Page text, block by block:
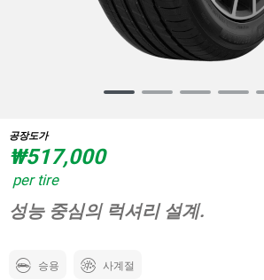
5
공장도가
₩517,000
per tire
성능 중심의 럭셔리 설계.
승용 사계절